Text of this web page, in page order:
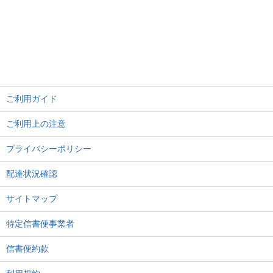
ご利用ガイド
ご利用上の注意
プライバシーポリシー
配達状況確認
サイトマップ
特定信書便事業者
信書便約款